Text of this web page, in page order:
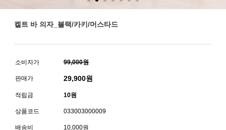
켈트 바 의자_블랙/카키/머스타드
소비자가 99,000원
판매가 29,900원
적립금 10원
상품코드 033003000009
배송비 10,000원